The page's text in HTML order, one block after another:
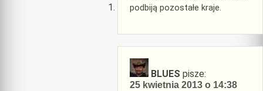
podbiją pozostałe kraje.
BLUES pisze:
25 kwietnia 2013 o 14:38